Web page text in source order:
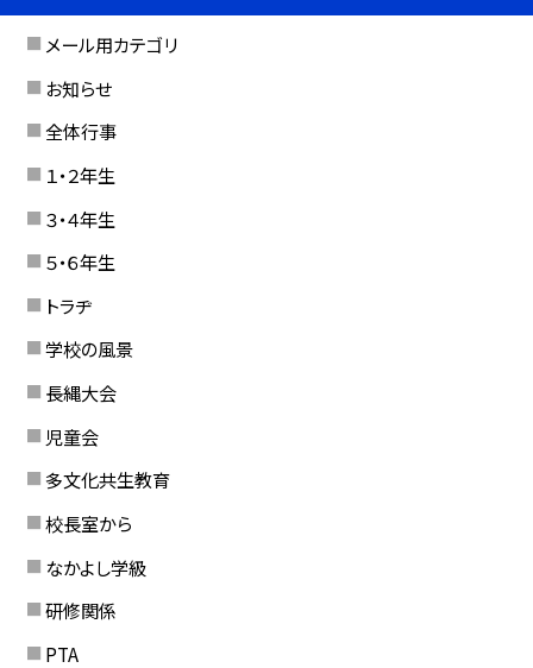
メール用カテゴリ
お知らせ
全体行事
１・２年生
３・４年生
５・６年生
トラヂ
学校の風景
長縄大会
児童会
多文化共生教育
校長室から
なかよし学級
研修関係
PTA